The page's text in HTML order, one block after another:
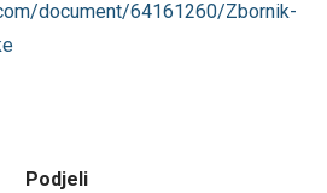
document/64161260/Zbornik-
Podjeli